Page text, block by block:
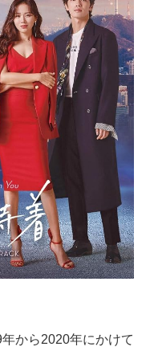
から2020年にかけて